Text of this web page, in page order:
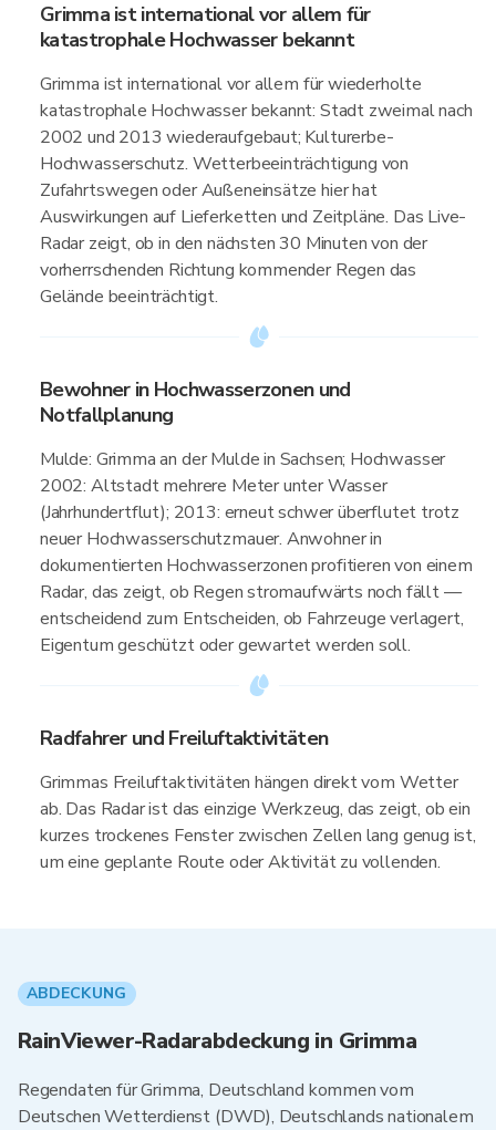
Grimma ist international vor allem für
katastrophale Hochwasser bekannt
Grimma ist international vor allem für wiederholte
katastrophale Hochwasser bekannt: Stadt zweimal nach
2002 und 2013 wiederaufgebaut; Kulturerbe-
Hochwasserschutz. Wetterbeeinträchtigung von
Zufahrtswegen oder Außeneinsätze hier hat
Auswirkungen auf Lieferketten und Zeitpläne. Das Live-
Radar zeigt, ob in den nächsten 30 Minuten von der
vorherrschenden Richtung kommender Regen das
Gelände beeinträchtigt.
Bewohner in Hochwasserzonen und
Notfallplanung
Mulde: Grimma an der Mulde in Sachsen; Hochwasser
2002: Altstadt mehrere Meter unter Wasser
(Jahrhundertflut); 2013: erneut schwer überflutet trotz
neuer Hochwasserschutzmauer. Anwohner in
dokumentierten Hochwasserzonen profitieren von einem
Radar, das zeigt, ob Regen stromaufwärts noch fällt —
entscheidend zum Entscheiden, ob Fahrzeuge verlagert,
Eigentum geschützt oder gewartet werden soll.
Radfahrer und Freiluftaktivitäten
Grimmas Freiluftaktivitäten hängen direkt vom Wetter
ab. Das Radar ist das einzige Werkzeug, das zeigt, ob ein
kurzes trockenes Fenster zwischen Zellen lang genug ist,
um eine geplante Route oder Aktivität zu vollenden.
ABDECKUNG
RainViewer-Radarabdeckung in Grimma
Regendaten für Grimma, Deutschland kommen vom
Deutschen Wetterdienst (DWD), Deutschlands nationalem